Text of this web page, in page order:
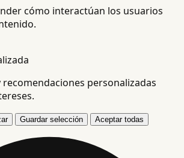
cómo interactúan los usuarios
personalizadas
Guardar selección Aceptar todas